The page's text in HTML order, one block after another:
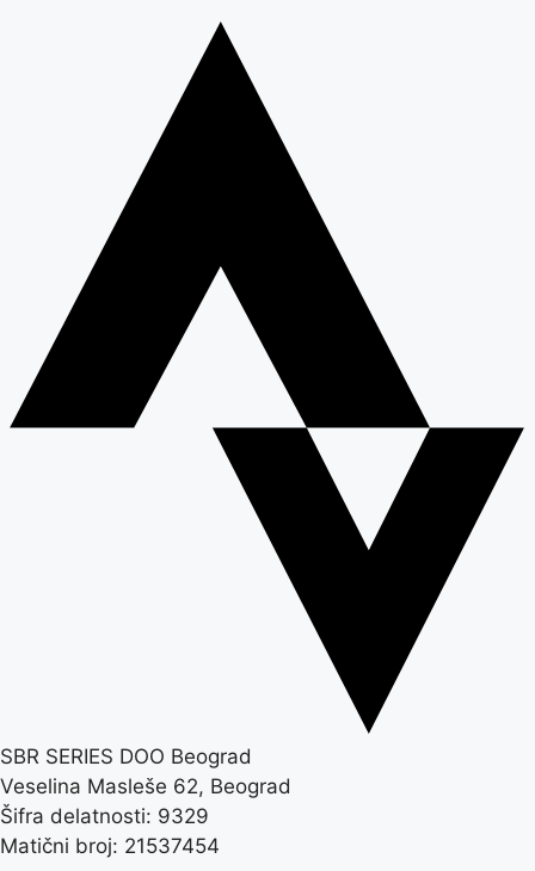
SBR SERIES DOO Beograd
Veselina Masleše 62, Beograd
Šifra delatnosti: 9329
Matični broj: 21537454